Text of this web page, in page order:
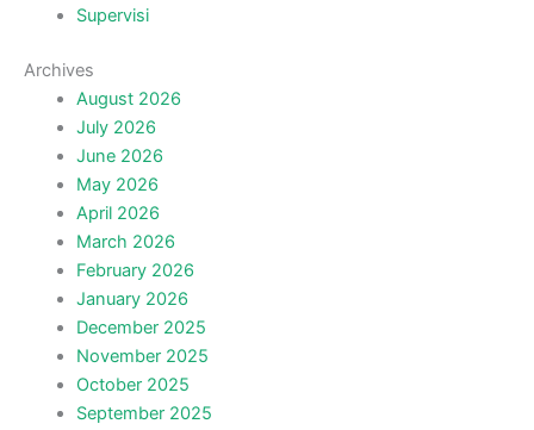
Supervisi
Archives
August 2026
July 2026
June 2026
May 2026
April 2026
March 2026
February 2026
January 2026
December 2025
November 2025
October 2025
September 2025